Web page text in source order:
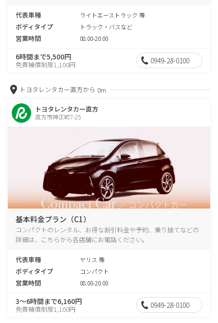
代表車種 ライトエーストラック 等
ボディタイプ トラック・バスなど
営業時間 08:00-20:00
6時間まで5,500円
免責補償制度1,100円 0949-28-0100
トヨタレンタカー直方から 0m
トヨタレンタカー直方
直方市神正町7-25
基本料金プラン（C1）
コンパクトのレンタル、お得な割引料金や予約、乗り捨てなどの
詳細は、こちらから各店舗にお電話ください。
代表車種 ヤリス 等
ボディタイプ コンパクト
営業時間 08:00-20:00
3～6時間まで6,160円
免責補償制度1,100円 0949-28-0100